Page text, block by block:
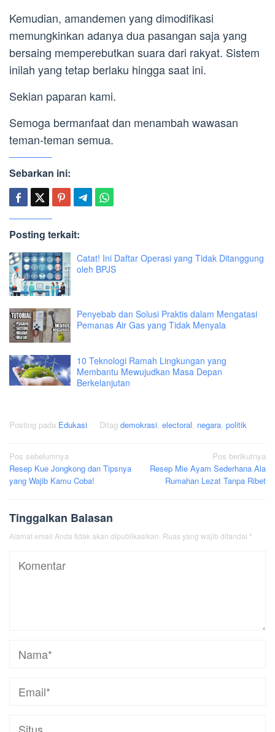
Kemudian, amandemen yang dimodifikasi
memungkinkan adanya dua pasangan saja yang
bersaing memperebutkan suara dari rakyat. Sistem
inilah yang tetap berlaku hingga saat ini.
Sekian paparan kami.
Semoga bermanfaat dan menambah wawasan
teman-teman semua.
Sebarkan ini:
Posting terkait:
Catat! Ini Daftar Operasi yang Tidak Ditanggung
oleh BPJS
Penyebab dan Solusi Praktis dalam Mengatasi
Pemanas Air Gas yang Tidak Menyala
10 Teknologi Ramah Lingkungan yang
Membantu Mewujudkan Masa Depan
Berkelanjutan
Posting pada Edukasi Ditag demokrasi, electoral, negara, politik
Navigasi
pos
Pos sebelumnya
Resep Kue Jongkong dan Tipsnya
yang Wajib Kamu Coba!
Pos berikutnya
Resep Mie Ayam Sederhana Ala
Rumahan Lezat Tanpa Ribet
Tinggalkan Balasan
Alamat email Anda tidak akan dipublikasikan. Ruas yang wajib ditandai *